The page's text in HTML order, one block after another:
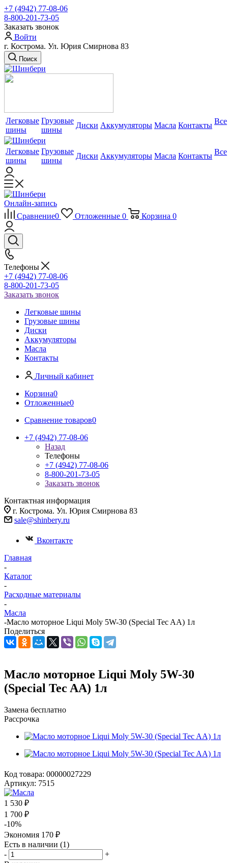
+7 (4942) 77-08-06
8-800-201-73-05
Заказать звонок
Войти
г. Кострома. Ул. Юрия Смирнова 83
Поиск
Легковые
шины
Грузовые
шины
Диски Аккумуляторы Масла Контакты Все
Легковые
шины
Грузовые
шины
Диски Аккумуляторы Масла Контакты Все
Онлайн-запись
Сравнение0 Отложенные 0 Корзина 0
Телефоны
+7 (4942) 77-08-06
8-800-201-73-05
Заказать звонок
Легковые шины
Грузовые шины
Диски
Аккумуляторы
Масла
Контакты
Личный кабинет
Корзина0
Отложенные0
Сравнение товаров0
+7 (4942) 77-08-06
Назад
Телефоны
+7 (4942) 77-08-06
8-800-201-73-05
Заказать звонок
Контактная информация
г. Кострома. Ул. Юрия Смирнова 83
sale@shinbery.ru
Вконтакте
Главная
-
Каталог
-
Расходные материалы
-
Масла
-Масло моторное Liqui Moly 5W-30 (Special Tec AA) 1л
Поделиться
Масло моторное Liqui Moly 5W-30
(Special Tec AA) 1л
Замена бесплатно
Рассрочка
Код товара: 00000027229
Артикул: 7515
1 530 ₽
1 700 ₽
-10%
Экономия 170 ₽
Есть в наличии (1)
-
+